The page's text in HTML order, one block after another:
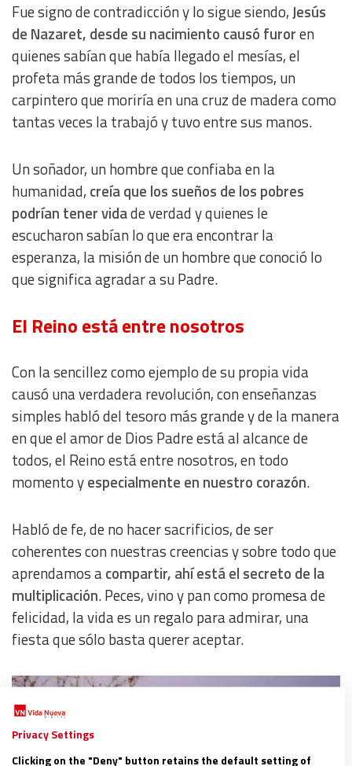
Fue signo de contradicción y lo sigue siendo,Jesús
de Nazaret, desde su nacimiento causó furoren
quienes sabían que había llegado el mesías, el
profeta más grande de todos los tiempos, un
carpintero que moriría en una cruz de madera como
tantas veces la trabajó y tuvo entre sus manos.
Un soñador, un hombre que confiaba en la
humanidad, creía que los sueños de los pobres
podrían tener vidade verdad y quienes le
escucharon sabían lo que era encontrar la
esperanza, la misión de un hombre que conoció lo
que significa agradar a su Padre.
El Reino está entre nosotros
Con la sencillez como ejemplo de su propia vida
causó una verdadera revolución, con enseñanzas
simples habló del tesoro más grande y de la manera
en que el amor de Dios Padre está al alcance de
todos, el Reino está entre nosotros, en todo
momento yespecialmente en nuestro corazón.
Habló de fe, de no hacer sacrificios, de ser
coherentes con nuestras creencias y sobre todo que
aprendamos acompartir, ahí está el secreto de la
multiplicación. Peces, vino y pan como promesa de
felicidad, la vida es un regalo para admirar, una
fiesta que sólo basta querer aceptar.
Privacy Settings
Clicking on the "Deny" button retains the default setting of